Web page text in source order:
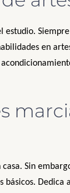
estudio.
en
Sin
básicos.